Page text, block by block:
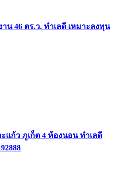
น 46 ตร.ว. ทำเลดี เหมาะลงทุน
ะแก้ว ภูเก็ต 4 ห้องนอน ทำเลดี